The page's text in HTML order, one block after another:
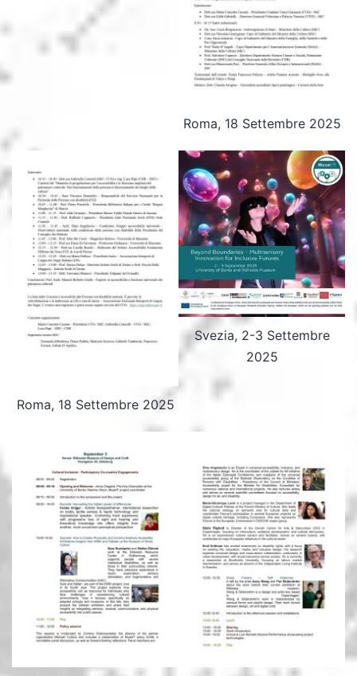
Roma, 18 Settembre 2025
Roma, 18 Settembre 2025
Svezia, 2-3 Settembre
2025